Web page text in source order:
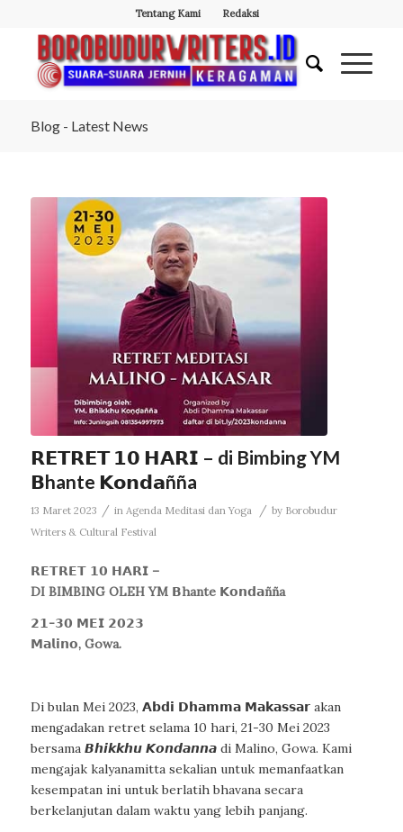
Tentang Kami Redaksi
Blog - Latest News
𝗥𝗘𝗧𝗥𝗘𝗧 𝟭𝟬 𝗛𝗔𝗥𝗜 – di Bimbing YM
𝗕hante 𝗞𝗼𝗻𝗱𝗮ñña
13 Maret 2023 / in Agenda Meditasi dan Yoga / by Borobudur
Writers & Cultural Festival
𝗥𝗘𝗧𝗥𝗘𝗧 𝟭𝟬 𝗛𝗔𝗥𝗜 –
DI BIMBING OLEH YM 𝗕hante 𝗞𝗼𝗻𝗱𝗮ñña
𝟮𝟭-𝟯𝟬 𝗠𝗘𝗜 𝟮𝟬𝟮𝟯
𝗠𝗮𝗹𝗶𝗻𝗼, Gowa.
Di bulan Mei 2023, 𝗔𝗯𝗱𝗶 𝗗𝗵𝗮𝗺𝗺𝗮 𝗠𝗮𝗸𝗮𝘀𝘀𝗮𝗿 akan
mengadakan retret selama 10 hari, 21-30 Mei 2023
bersama 𝘽𝙝𝙞𝙠𝙠𝙝𝙪 𝙆𝙤𝙣𝙙𝙖𝙣𝙣𝙖 di Malino, Gowa. Kami
mengajak kalyanamitta sekalian untuk memanfaatkan
kesempatan ini untuk berlatih bhavana secara
berkelanjutan dalam waktu yang lebih panjang.